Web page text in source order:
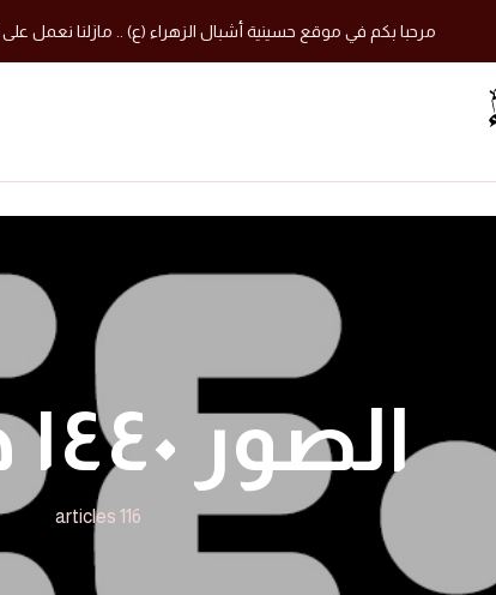
مرحبا بكم في موقع حسينية أشبال الزهراء (ع) .. مازلنا نعمل
الصور ١٤٤٠ هجرية
116 articles